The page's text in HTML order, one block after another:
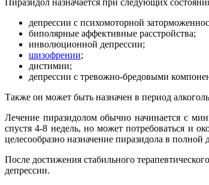
Пиразидол назначается при следующих
депрессии с психомоторной
биполярные аффективные расстройства;
инволюционной депрессии;
шизофрении;
дистимии;
депрессии с тревожно-бредовыми
Также он может быть назначен в период
Лечение пиразидолом обычно начинается с
спустя 4-8 недель, но может потребоваться и
целесообразно назначение пиразидола в полной
После достижения стабильного
депрессии.